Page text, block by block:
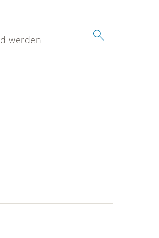
werden